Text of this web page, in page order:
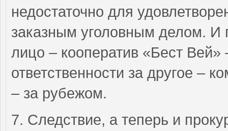
недостаточно для
заказным уголовным делом. И
лицо – кооператив «Бест Вей»
ответственности за другое –
– за рубежом.
7. Следствие, а теперь и